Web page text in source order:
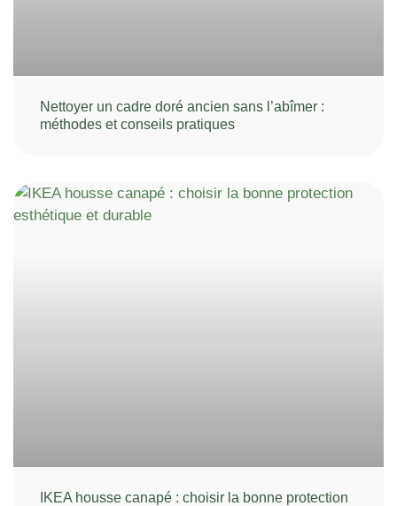
Nettoyer un cadre doré ancien sans l’abîmer :
méthodes et conseils pratiques
IKEA housse canapé : choisir la bonne protection